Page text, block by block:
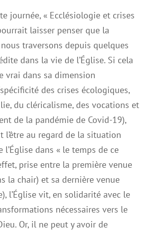
journée, « Ecclésiologie et crises
laisser penser que la
traversons depuis quelques
dans la vie de l’Église. Si cela
vrai dans sa dimension
des crises écologiques,
du cléricalisme, des vocations et
de la pandémie de Covid-19),
l’être au regard de la situation
l’Église dans « le temps de ce
prise entre la première venue
la chair) et sa dernière venue
l’Église vit, en solidarité avec le
nécessaires vers le
Or, il ne peut y avoir de